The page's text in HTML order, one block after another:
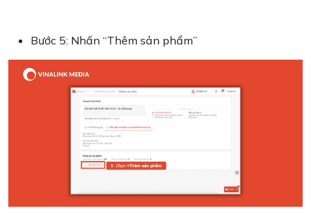
Bước 5: Nhấn “Thêm sản phẩm”